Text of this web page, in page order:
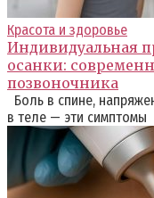
Красота и здоровье
Индивидуальная
осанки:
позвоночника
Боль в спине,
в теле — эти симптомы